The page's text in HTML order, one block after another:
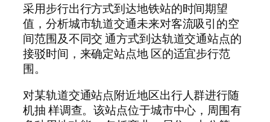
采用步行出行方式到达地铁站的时间期望
值，分析城市轨道交通未来对客流吸引的空
间范围及不同交 通方式到达轨道交通站点的
接驳时间，来确定站点地 区的适宜步行范
围。
对某轨道交通站点附近地区出行人群进行随
机抽 样调查。该站点位于城市中心，周围有